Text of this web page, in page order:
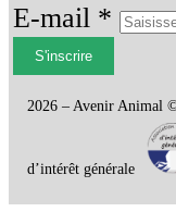
E-mail *
S'inscrire
2026 – Avenir Animal
d’intérêt générale